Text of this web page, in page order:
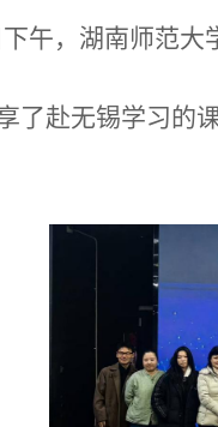
下午，湖南师范大
了赴无锡学习的